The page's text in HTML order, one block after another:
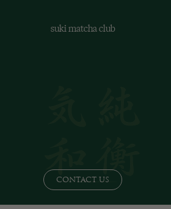
suki matcha club
CONTACT US